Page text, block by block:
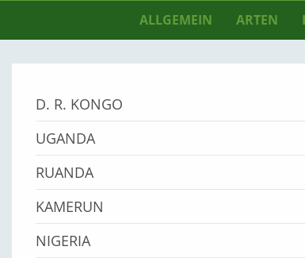
ALLGEMEIN ARTEN
D. R. KONGO
UGANDA
RUANDA
KAMERUN
NIGERIA